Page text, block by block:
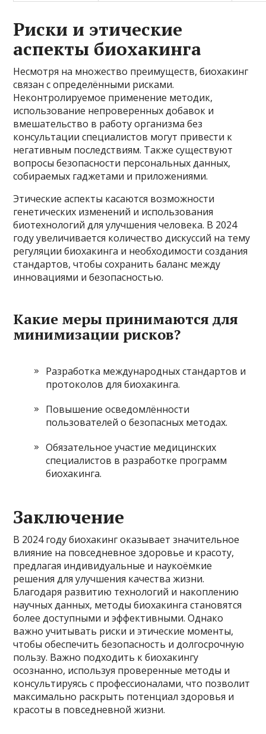
Риски и этические
аспекты биохакинга
Несмотря на множество преимуществ, биохакинг
связан с определёнными рисками.
Неконтролируемое применение методик,
использование непроверенных добавок и
вмешательство в работу организма без
консультации специалистов могут привести к
негативным последствиям. Также существуют
вопросы безопасности персональных данных,
собираемых гаджетами и приложениями.
Этические аспекты касаются возможности
генетических изменений и использования
биотехнологий для улучшения человека. В 2024
году увеличивается количество дискуссий на тему
регуляции биохакинга и необходимости создания
стандартов, чтобы сохранить баланс между
инновациями и безопасностью.
Какие меры принимаются для
минимизации рисков?
Разработка международных стандартов и
протоколов для биохакинга.
Повышение осведомлённости
пользователей о безопасных методах.
Обязательное участие медицинских
специалистов в разработке программ
биохакинга.
Заключение
В 2024 году биохакинг оказывает значительное
влияние на повседневное здоровье и красоту,
предлагая индивидуальные и наукоёмкие
решения для улучшения качества жизни.
Благодаря развитию технологий и накоплению
научных данных, методы биохакинга становятся
более доступными и эффективными. Однако
важно учитывать риски и этические моменты,
чтобы обеспечить безопасность и долгосрочную
пользу. Важно подходить к биохакингу
осознанно, используя проверенные методы и
консультируясь с профессионалами, что позволит
максимально раскрыть потенциал здоровья и
красоты в повседневной жизни.